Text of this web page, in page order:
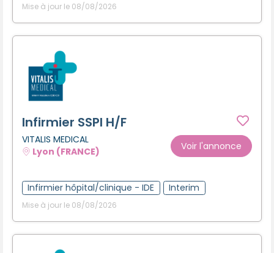
Mise à jour le 08/08/2026
Infirmier SSPI H/F
VITALIS MEDICAL
Lyon (FRANCE)
Voir l'annonce
Infirmier hôpital/clinique - IDE Interim
Mise à jour le 08/08/2026